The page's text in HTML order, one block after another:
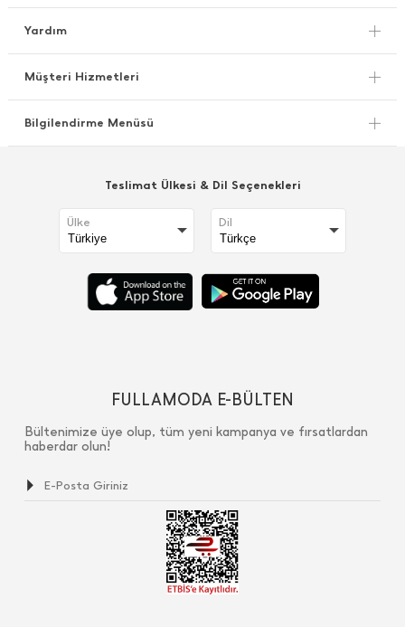
Yardım
Müşteri Hizmetleri
Bilgilendirme Menüsü
Teslimat Ülkesi & Dil Seçenekleri
Ülke Dil
FULLAMODA E-BÜLTEN
Bültenimize üye olup, tüm yeni kampanya ve fırsatlardan
haberdar olun!